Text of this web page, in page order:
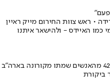
פעם"
• ראש צוות החירום מייק ראיין
כמו האיידס - ולהישאר איתנו
ע"פ נתוני סוכנות הידיעות אי.פי – 42% מהאנשים שמתו מקורונה בארה"ב
ביקורת